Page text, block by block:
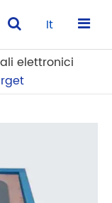
It
elettronici